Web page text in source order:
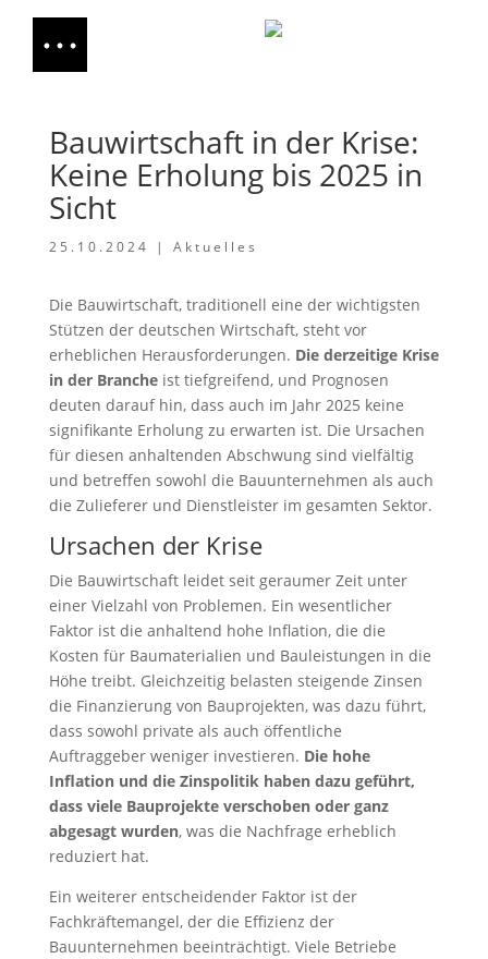
Bauwirtschaft in der Krise:
Keine Erholung bis 2025 in
Sicht
25.10.2024 | Aktuelles
Die Bauwirtschaft, traditionell eine der wichtigsten
Stützen der deutschen Wirtschaft, steht vor
erheblichen Herausforderungen. Die derzeitige Krise
in der Brancheist tiefgreifend, und Prognosen
deuten darauf hin, dass auch im Jahr 2025 keine
signifikante Erholung zu erwarten ist. Die Ursachen
für diesen anhaltenden Abschwung sind vielfältig
und betreffen sowohl die Bauunternehmen als auch
die Zulieferer und Dienstleister im gesamten Sektor.
Ursachen der Krise
Die Bauwirtschaft leidet seit geraumer Zeit unter
einer Vielzahl von Problemen. Ein wesentlicher
Faktor ist die anhaltend hohe Inflation, die die
Kosten für Baumaterialien und Bauleistungen in die
Höhe treibt. Gleichzeitig belasten steigende Zinsen
die Finanzierung von Bauprojekten, was dazu führt,
dass sowohl private als auch öffentliche
Auftraggeber weniger investieren. Die hohe
Inflation und die Zinspolitik haben dazu geführt,
dass viele Bauprojekte verschoben oder ganz
abgesagt wurden, was die Nachfrage erheblich
reduziert hat.
Ein weiterer entscheidender Faktor ist der
Fachkräftemangel, der die Effizienz der
Bauunternehmen beeinträchtigt. Viele Betriebe